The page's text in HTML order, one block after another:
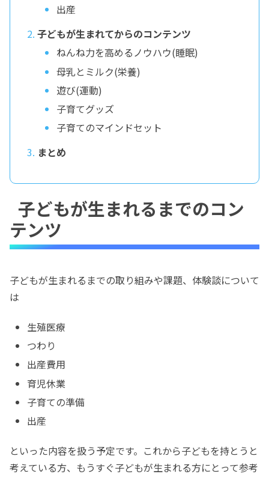
出産
子どもが生まれてからのコンテンツ
ねんね力を高めるノウハウ(睡眠)
母乳とミルク(栄養)
遊び(運動)
子育てグッズ
子育てのマインドセット
まとめ
子どもが生まれるまでのコン
テンツ
子どもが生まれるまでの取り組みや課題、体験談について
は
生殖医療
つわり
出産費用
育児休業
子育ての準備
出産
といった内容を扱う予定です。これから子どもを持とうと
考えている方、もうすぐ子どもが生まれる方にとって参考